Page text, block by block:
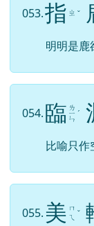
053.指 ㄓ ˇ
明明是鹿
054.臨 ㄌ
ㄧ
ㄣ
ˊ
比喻只作
055. 美 ㄇ
ㄟ ˇ